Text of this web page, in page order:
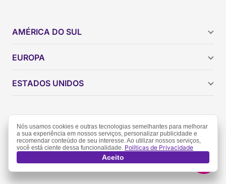
AMÉRICA DO SUL
Brasil
Colômbia
Uruguai
EUROPA
ESTADOS UNIDOS
Flórida
Geórgia
Nova York
Orlando
Grupo Dicas De Viagem © 2026 Todos os direitos
reservados.
Política de PrivacidadeTermos de Uso
Nós usamos cookies e outras tecnologias semelhantes para melhorar
a sua experiência em nossos serviços, personalizar publicidade e
recomendar conteúdo de seu interesse. Ao utilizar nossos serviços,
você está ciente dessa funcionalidade. Políticas de Privacidade
Aceito